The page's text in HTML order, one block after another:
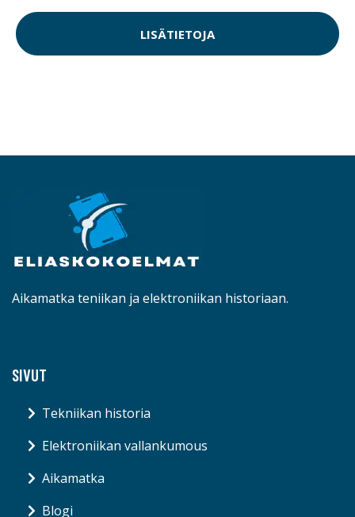
LISÄTIETOJA
Aikamatka teniikan ja elektroniikan historiaan.
SIVUT
Tekniikan historia
Elektroniikan vallankumous
Aikamatka
Blogi